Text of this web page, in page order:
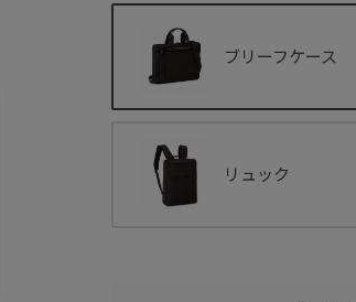
ブリーフケース
リュック